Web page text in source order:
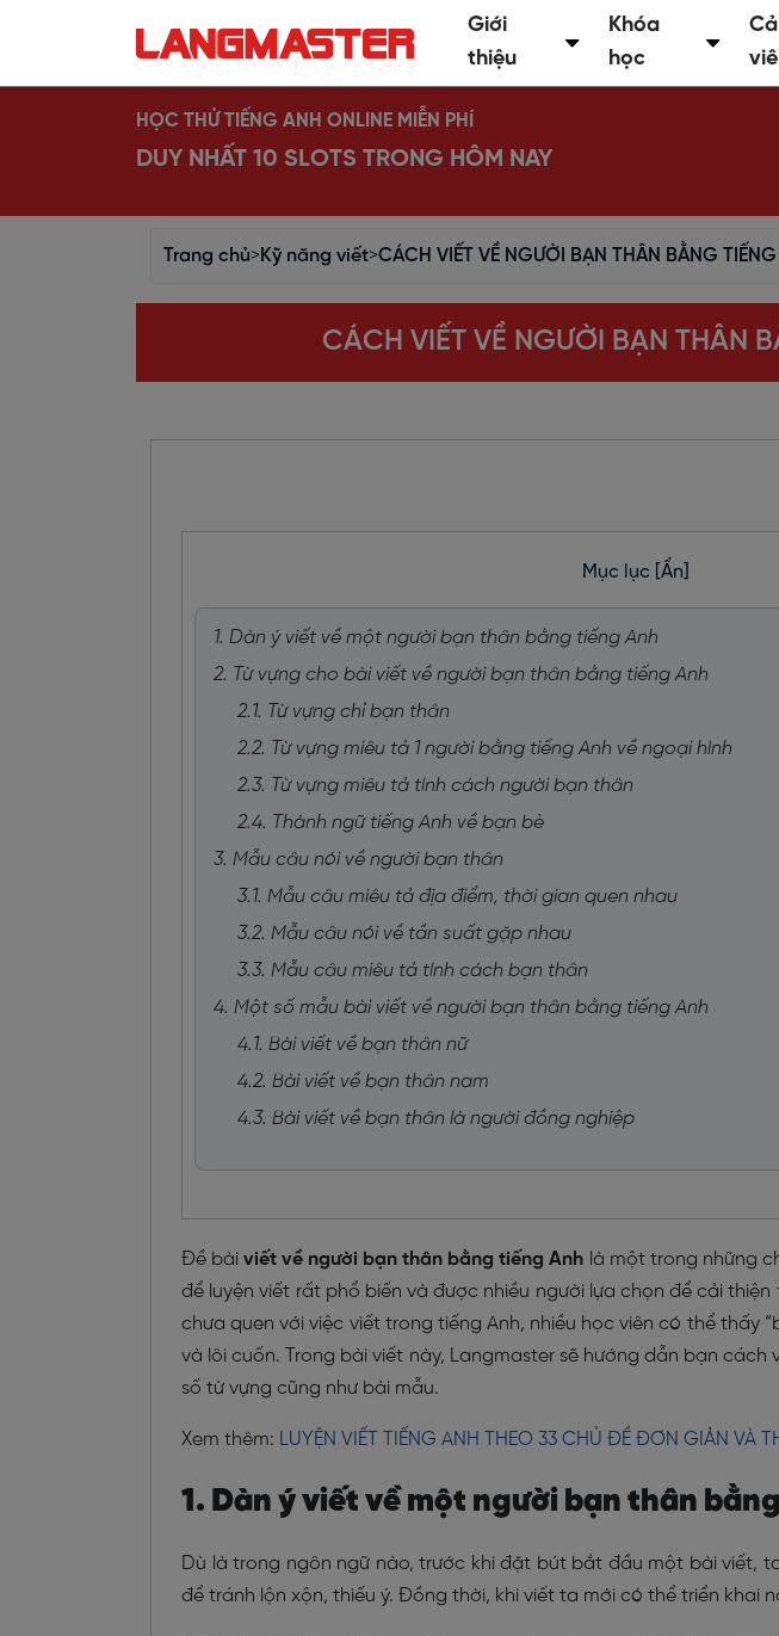
Giới
thiệu
Khóa
học
HỌC THỬ TIẾNG ANH ONLINE MIỄN PHÍ
DUY NHẤT 10 SLOTS TRONG HÔM NAY
Trang chủ>Kỹ năng viết>CÁCH VIẾT VỀ NGƯỜI BẠN THÂN BẰNG
CÁCH VIẾT VỀ NGƯỜI BẠN THÂN
Mục lục [Ẩn]
1. Dàn ý viết về một người bạn thân bằng tiếng Anh
2. Từ vựng cho bài viết về người bạn thân bằng tiếng Anh
2.1. Từ vựng chỉ bạn thân
2.2. Từ vựng miêu tả 1 người bằng tiếng Anh về ngoại hình
2.3. Từ vựng miêu tả tính cách người bạn thân
2.4. Thành ngữ tiếng Anh về bạn bè
3. Mẫu câu nói về người bạn thân
3.1. Mẫu câu miêu tả địa điểm, thời gian quen nhau
3.2. Mẫu câu nói về tần suất gặp nhau
3.3. Mẫu câu miêu tả tính cách bạn thân
4. Một số mẫu bài viết về người bạn thân bằng tiếng Anh
4.1. Bài viết về bạn thân nữ
4.2. Bài viết về bạn thân nam
4.3. Bài viết về bạn thân là người đồng nghiệp
Đề bàiviết về người bạn thân bằng tiếng Anh là một trong những
để luyện viết rất phổ biến và được nhiều người lựa chọn để cải thiện
chưa quen với việc viết trong tiếng Anh, nhiều học viên có thể thấy
và lôi cuốn. Trong bài viết này, Langmaster sẽ hướng dẫn bạn
số từ vựng cũng như bài mẫu.
Xem thêm: LUYỆN VIẾT TIẾNG ANH THEO 33 CHỦ ĐỀ ĐƠN GIẢN VÀ
1. Dàn ý viết về một người bạn thân
Dù là trong ngôn ngữ nào, trước khi đặt bút bắt đầu một bài viết,
để tránh lộn xộn, thiếu ý. Đồng thời, khi viết ta mới có thể triển khai